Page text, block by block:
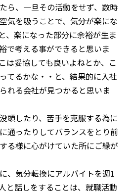
ら、一旦その活動をせず、数時
気を吸うことで、気分が楽にな
、楽になった部分に余裕が生ま
で考える事ができると思いま
は妥協しても良いよねとか、こ
てるかな・・と、結果的に入社
れる会社が見つかると思いま
頭したり、苦手を克服する為に
通ったりしてバランスをとり前
る様に心がけていた所にご縁が
、気分転換にアルバイトを週1
と話しをすることは、就職活動